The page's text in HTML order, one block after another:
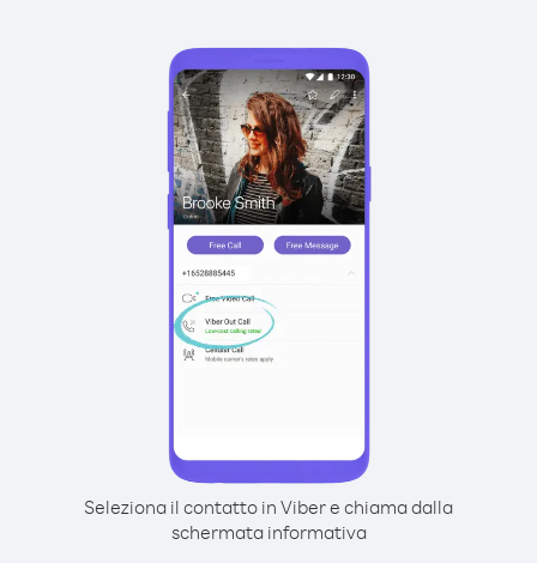
Seleziona il contatto in Viber e chiama dalla
schermata informativa